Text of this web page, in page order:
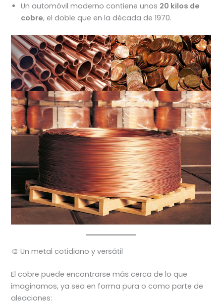
Un automóvil moderno contiene unos 20 kilos de
cobre, el doble que en la década de 1970.
🎨 Un metal cotidiano y versátil
El cobre puede encontrarse más cerca de lo que
imaginamos, ya sea en forma pura o como parte de
aleaciones: